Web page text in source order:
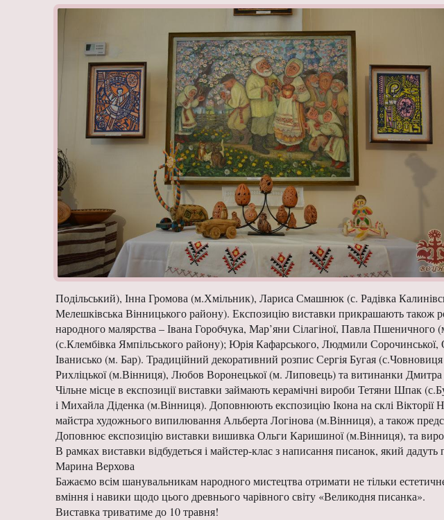
Подільський), Інна Громова (м.Хмільник), Лариса Смашнюк (с. Радівка
Мелешківська Вінницького району). Експозицію виставки прикрашають також
народного малярства – Івана Горобчука, Мар’яни Сілагіної, Павла Пшеничного
(с.Клембівка Ямпільського району); Юрія Кафарського, Людмили
Іванисько (м. Бар). Традиційний декоративний розпис Сергія Бугая
Рихліцької (м.Вінниця), Любов Воронецької (м. Липовець) та витинанки
Чільне місце в експозиції виставки займають керамічні вироби Тетяни Шпак
і Михайла Діденка (м.Вінниця). Доповнюють експозицію Ікона на склі Вікторії
майстра художнього випилювання Альберта Логінова (м.Вінниця), а також
Доповнює експозицію виставки вишивка Ольги Каришиної (м.Вінниця), та
В рамках виставки відбудеться і майстер-клас з написання писанок, який
Марина Верхова
Бажаємо всім шанувальникам народного мистецтва отримати не тільки
вміння і навики щодо цього древнього чарівного світу «Великодня писанка».
Виставка триватиме до 10 травня!